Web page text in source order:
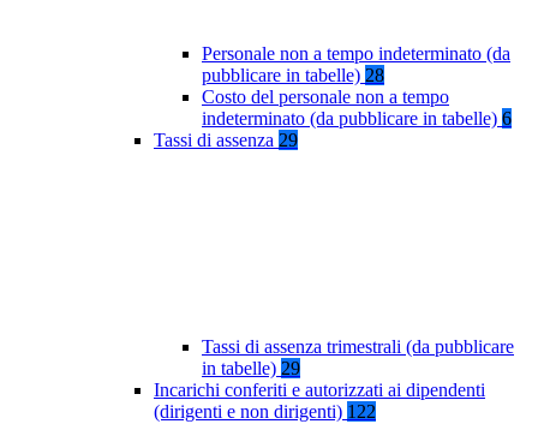
Personale non a tempo indeterminato (da
pubblicare in tabelle) 28
Costo del personale non a tempo
indeterminato (da pubblicare in tabelle) 6
Tassi di assenza 29
Tassi di assenza trimestrali (da pubblicare
in tabelle) 29
Incarichi conferiti e autorizzati ai dipendenti
(dirigenti e non dirigenti) 122